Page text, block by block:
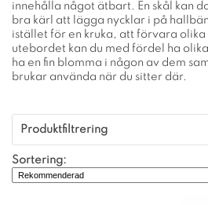
innehålla något ätbart. En skål kan
bra kärl att lägga nycklar i på
istället för en kruka, att förvara olika
utebordet kan du med fördel ha
ha en fin blomma i någon av dem
brukar använda när du sitter där.
Produktfiltrering
Sortering: